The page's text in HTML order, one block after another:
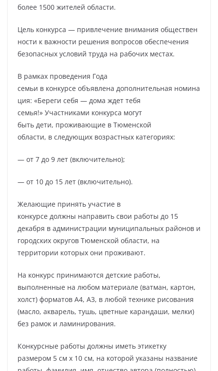
более 1500 жителей области.
Цель конкурса — привлечение внимания обществен
ности к важности решения вопросов обеспечения
безопасных условий труда на рабочих местах.
В рамках проведения Года
семьи в конкурсе объявлена дополнительная номина
ция: «Береги себя — дома ждет тебя
семья!» Участниками конкурса могут
быть дети, проживающие в Тюменской
области, в следующих возрастных категориях:
— от 7 до 9 лет (включительно);
— от 10 до 15 лет (включительно).
Желающие принять участие в
конкурсе должны направить свои работы до 15
декабря в администрации муниципальных районов и
городских округов Тюменской области, на
территории которых они проживают.
На конкурс принимаются детские работы,
выполненные на любом материале (ватман, картон,
холст) форматов А4, А3, в любой технике рисования
(масло, акварель, тушь, цветные карандаши, мелки)
без рамок и ламинирования.
Конкурсные работы должны иметь этикетку
размером 5 см х 10 см, на которой указаны название